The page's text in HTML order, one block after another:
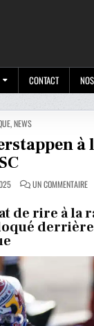
CONTACT
,NEWS
UN COMMENTAIRESUR
DE
de rire à la